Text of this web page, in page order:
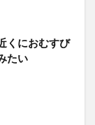
くにおむすび
たい